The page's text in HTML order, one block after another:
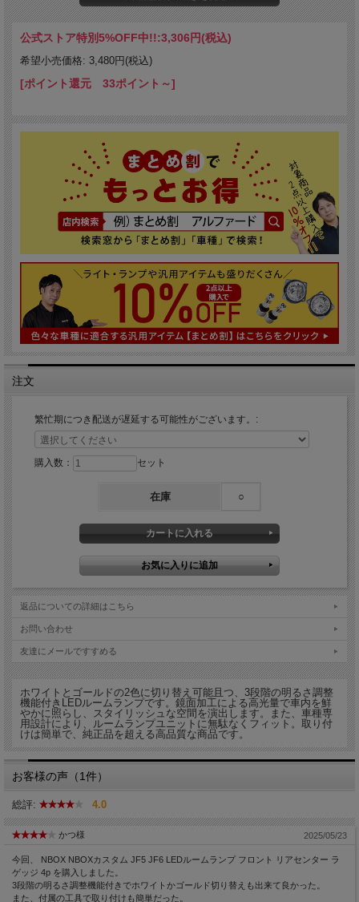
公式ストア特別5%OFF中!!:3,306円(税込)
希望小売価格: 3,480円(税込)
[ポイント還元 33ポイント～]
注文
繁忙期につき配送が遅延する可能性がございます。:
購入数： セット
在庫 ○
返品についての詳細はこちら
お問い合わせ
友達にメールですすめる
ホワイトとゴールドの2色に切り替え可能且つ、3段階の明るさ調整
機能付きLEDルームランプです。鏡面加工による高光量で車内を鮮
やかに照らし、スタイリッシュな空間を演出します。また、車種専
用設計により、ルームランプユニットに無駄なくフィット。取り付
けは簡単で、純正品を超える高品質な商品です。
お客様の声（1件）
総評: 4.0
かつ様 2025/05/23
今回、 NBOX NBOXカスタム JF5 JF6 LEDルームランプ フロント リアセンター ラ
ゲッジ 4p を購入しました。
3段階の明るさ調整機能付きでホワイトかゴールド切り替えも出来て良かった。
また、付属の工具で取り付けも簡単だった。